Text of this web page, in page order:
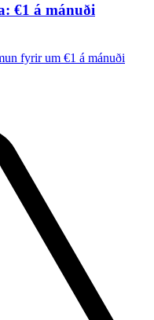
€1 á mánuði
fyrir um €1 á mánuði